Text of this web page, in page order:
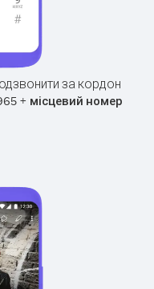
за кордон
+ місцевий номер